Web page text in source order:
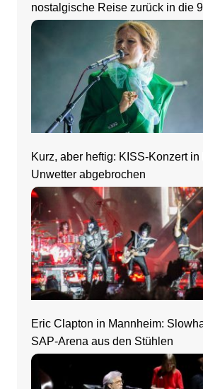
nostalgische Reise zurück in die
Zeltfestival Rhein-Neckar
Kurz, aber heftig: KISS-Konzert
Unwetter abgebrochen
Eric Clapton in Mannheim:
SAP-Arena aus den Stühlen